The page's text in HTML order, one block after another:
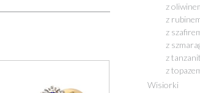
z
z
z
z
z
z
Wisiorki